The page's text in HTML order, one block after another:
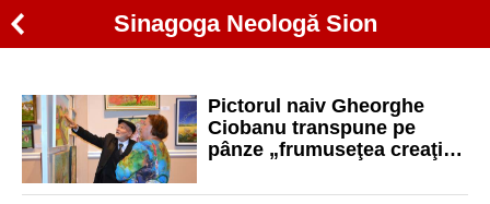
Sinagoga Neologă Sion
Pictorul naiv Gheorghe
Ciobanu transpune pe
pânze „frumuseţea creaţiei